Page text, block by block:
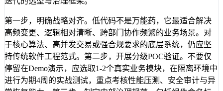
第一步，明确战略对齐。低代码不是万能药，它最适合解决
高频变更、逻辑相对清晰、跨部门协作频繁的业务场景。对
于核心算法、高并发交易或强合规要求的底层系统，仍应坚
持传统软件工程范式。第二步，开展分级POC验证。不要仅
停留在Demo演示，应选取1-2个真实业务模块，在隔离环境中
进行为期4周的实战测试，重点考核性能压测、安全审计与异